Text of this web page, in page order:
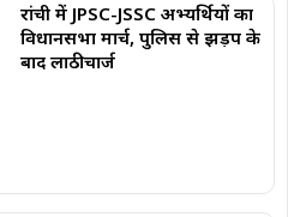
रांची में JPSC-JSSC अभ्यर्थियों का
विधानसभा मार्च, पुलिस से झड़प के
बाद लाठीचार्ज